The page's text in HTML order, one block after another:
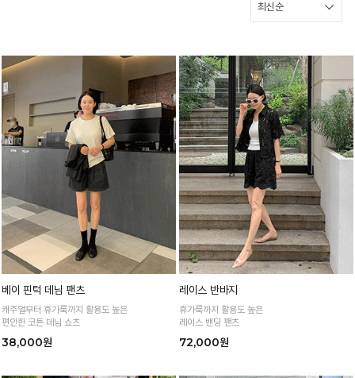
베이 핀턱 데님 팬츠
캐주얼부터 휴가룩까지 활용도 높은
편안한 코튼 데님 쇼츠
38,000원
레이스 반바지
휴가룩까지 활용도 높은
레이스 밴딩 팬츠
72,000원